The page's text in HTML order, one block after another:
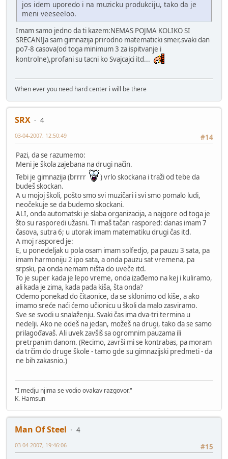
jos idem uporedo i na muzicku produkciju, tako da je
meni veeseeloo.
Imam samo jedno da ti kazem:NEMAS POJMA KOLIKO SI
SRECAN!Ja sam gimnazija prirodno matematicki smer,svaki dan
po7-8 casova(od toga minimum 3 za ispitvanje i
kontrolne),profani su tacni ko Svajcajci itd...
When ever you need hard center i will be there
SRX
4
#14
03-04-2007, 12:50:49
Pazi, da se razumemo:
Meni je škola zajebana na drugi način.
Tebi je gimnazija (brrrr
) vrlo skockana i traži od tebe da
budeš skockan.
A u mojoj školi, pošto smo svi muzičari i svi smo pomalo ludi,
neočekuje se da budemo skockani.
ALI, onda automatski je slaba organizacija, a najgore od toga je
što su rasporedi užasni. Ti imaš tačan raspored: danas imam 7
časova, sutra 6; u utorak imam matematiku drugi čas itd.
A moj raspored je:
E, u ponedeljak u pola osam imam solfedjo, pa pauzu 3 sata, pa
imam harmoniju 2 ipo sata, a onda pauzu sat vremena, pa
srpski, pa onda nemam ništa do uveče itd.
To je super kada je lepo vreme, onda izađemo na kej i kuliramo,
ali kada je zima, kada pada kiša, šta onda?
Odemo ponekad do čitaonice, da se sklonimo od kiše, a ako
imamo sreće naći ćemo učionicu u školi da malo zasviramo.
Sve se svodi u snalaženju. Svaki čas ima dva-tri termina u
nedelji. Ako ne odeš na jedan, možeš na drugi, tako da se samo
prilagođavaš. Ali uvek zavšiš sa ogromnim pauzama ili
pretrpanim danom. (Recimo, završi mi se kontrabas, pa moram
da trčim do druge škole - tamo gde su gimnazijski predmeti - da
ne bih zakasnio.)
"I medju njima se vodio ovakav razgovor."
K. Hamsun
Man Of Steel
4
#15
03-04-2007, 19:46:06